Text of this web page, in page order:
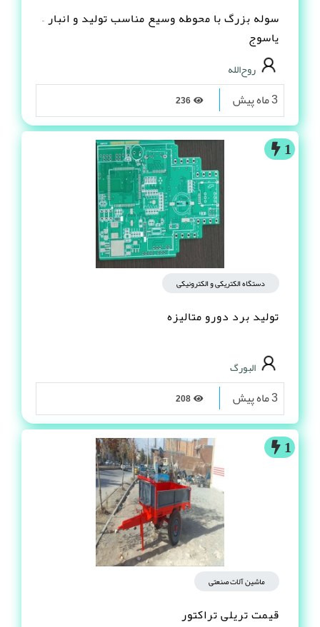
سوله بزرگ با محوطه وسیع مناسب تولید و انبار –
یاسوج
روح‌الله
3 ماه پیش
1
دستگاه الکتریکی و الکترونیکی
تولید برد دورو متالیزه
البورگ
3 ماه پیش
1
ماشین آلات صنعتی
قیمت تریلی تراکتور